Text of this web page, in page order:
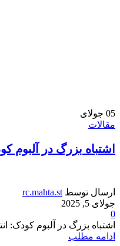
05 جولای
مقالات
اشتباه بزرگ در
ارسال توسط rc.mahta.st
جولای 5, 2025
0
اشتباه بزرگ در آلبوم
ادامه مطلب